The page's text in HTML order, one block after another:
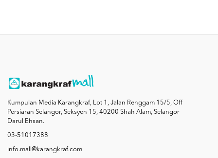
Kumpulan Media Karangkraf, Lot 1, Jalan Renggam 15/5, Off
Persiaran Selangor, Seksyen 15, 40200 Shah Alam, Selangor
Darul Ehsan.
03-51017388
info.mall@karangkraf.com